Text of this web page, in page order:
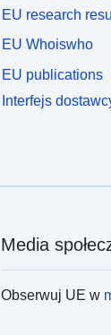
EU research
EU Whoiswho
EU publications
Interfejs
Media
Obserwuj UE w